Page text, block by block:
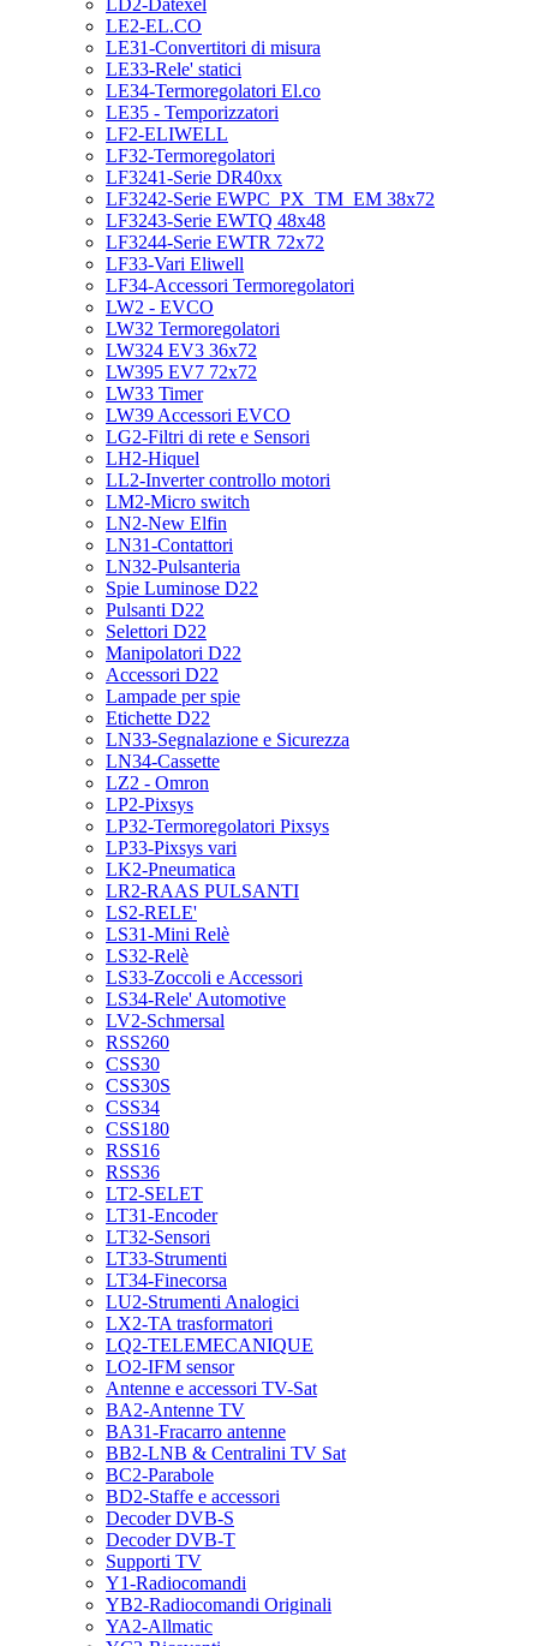
LD2-Datexel
LE2-EL.CO
LE31-Convertitori di misura
LE33-Rele' statici
LE34-Termoregolatori El.co
LE35 - Temporizzatori
LF2-ELIWELL
LF32-Termoregolatori
LF3241-Serie DR40xx
LF3242-Serie EWPC_PX_TM_EM 38x72
LF3243-Serie EWTQ 48x48
LF3244-Serie EWTR 72x72
LF33-Vari Eliwell
LF34-Accessori Termoregolatori
LW2 - EVCO
LW32 Termoregolatori
LW324 EV3 36x72
LW395 EV7 72x72
LW33 Timer
LW39 Accessori EVCO
LG2-Filtri di rete e Sensori
LH2-Hiquel
LL2-Inverter controllo motori
LM2-Micro switch
LN2-New Elfin
LN31-Contattori
LN32-Pulsanteria
Spie Luminose D22
Pulsanti D22
Selettori D22
Manipolatori D22
Accessori D22
Lampade per spie
Etichette D22
LN33-Segnalazione e Sicurezza
LN34-Cassette
LZ2 - Omron
LP2-Pixsys
LP32-Termoregolatori Pixsys
LP33-Pixsys vari
LK2-Pneumatica
LR2-RAAS PULSANTI
LS2-RELE'
LS31-Mini Relè
LS32-Relè
LS33-Zoccoli e Accessori
LS34-Rele' Automotive
LV2-Schmersal
RSS260
CSS30
CSS30S
CSS34
CSS180
RSS16
RSS36
LT2-SELET
LT31-Encoder
LT32-Sensori
LT33-Strumenti
LT34-Finecorsa
LU2-Strumenti Analogici
LX2-TA trasformatori
LQ2-TELEMECANIQUE
LO2-IFM sensor
Antenne e accessori TV-Sat
BA2-Antenne TV
BA31-Fracarro antenne
BB2-LNB & Centralini TV Sat
BC2-Parabole
BD2-Staffe e accessori
Decoder DVB-S
Decoder DVB-T
Supporti TV
Y1-Radiocomandi
YB2-Radiocomandi Originali
YA2-Allmatic